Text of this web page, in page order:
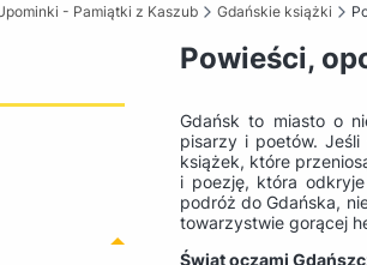
- Pamiątki z Kaszub Gdańskie książki
Powieści,
Gdańsk to miasto o
pisarzy i poetów.
książek, które
i poezję, która
podróż do Gdańska,
towarzystwie gorącej
Świat oczami